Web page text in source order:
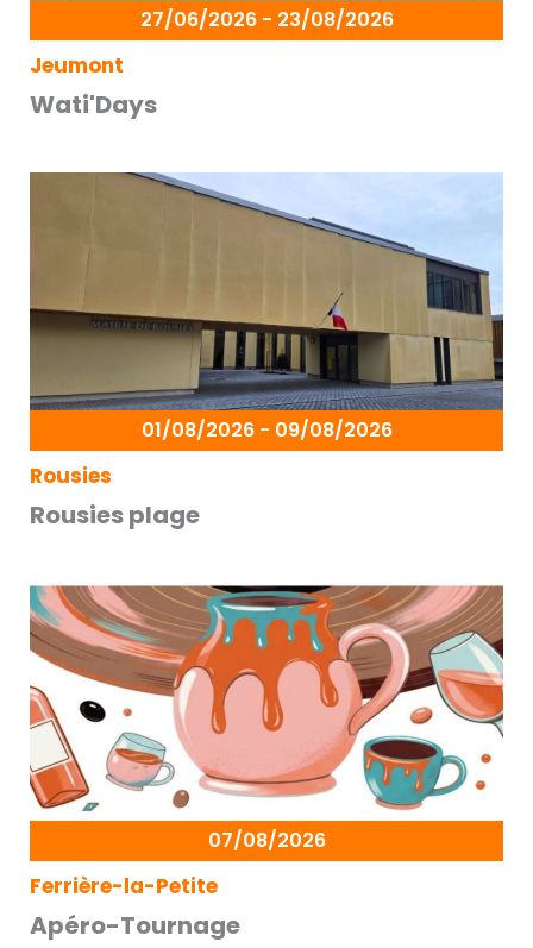
27/06/2026 - 23/08/2026
Jeumont
Wati'Days
01/08/2026 - 09/08/2026
Rousies
Rousies plage
07/08/2026
Ferrière-la-Petite
Apéro-Tournage